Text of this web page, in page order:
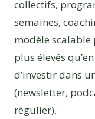
collectifs,
semaines,
modèle scalable
plus élevés
d’investir dans
(newsletter,
régulier).